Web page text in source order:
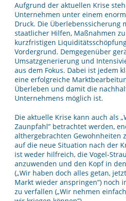
Aufgrund der aktuellen Krise
Unternehmen unter einem
Druck. Die Überlebenssicherung
staatlicher Hilfen, Maßnahmen
kurzfristigen
Vordergrund. Demgegenüber
Umsatzgenerierung und
aus dem Fokus. Dabei ist jedem
eine erfolgreiche
Überleben und damit die
Unternehmens möglich ist.
Die aktuelle Krise kann auch als
Zaunpfahl” betrachtet werden,
althergebrachten Gewohnheiten
auf die neue Situation nach der
ist weder hilfreich, die Vogel-
anzuwenden und den Kopf in
(„Wir haben doch alles getan,
Markt wieder anspringen”) noch
zu verfallen („Wir nehmen